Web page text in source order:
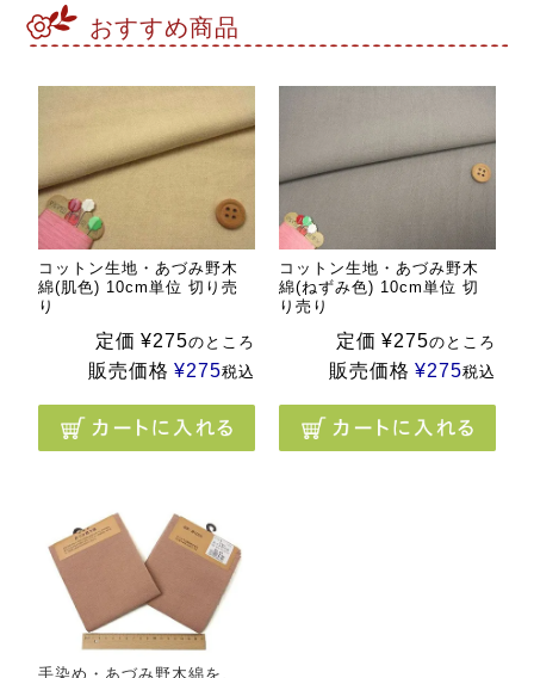
おすすめ商品
コットン生地・あづみ野木
綿(肌色) 10cm単位 切り売
り
定価 ¥275のところ
販売価格 ¥275税込
コットン生地・あづみ野木
綿(ねずみ色) 10cm単位 切
り売り
定価 ¥275のところ
販売価格 ¥275税込
手染め・あづみ野木綿を、